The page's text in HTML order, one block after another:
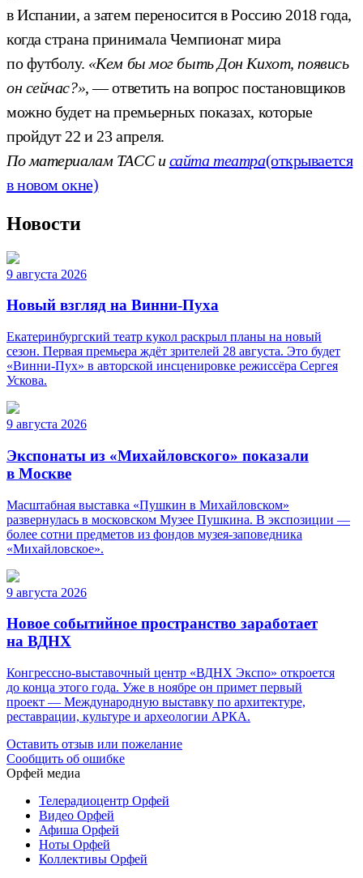
в Испании, а затем переносится в Россию 2018 года,
когда страна принимала Чемпионат мира
по футболу. «Кем бы мог быть Дон Кихот, появись
он сейчас?», — ответить на вопрос постановщиков
можно будет на премьерных показах, которые
пройдут 22 и 23 апреля.
По материалам ТАСС исайта театра(открывается
в новом окне)
Новости
9 августа 2026
Новый взгляд на Винни-Пуха
Екатеринбургский театр кукол раскрыл планы на новый
сезон. Первая премьера ждёт зрителей 28 августа. Это будет
«Винни-Пух» в авторской инсценировке режиссёра Сергея
Ускова.
9 августа 2026
Экспонаты из «Михайловского» показали
в Москве
Масштабная выставка «Пушкин в Михайловском»
развернулась в московском Музее Пушкина. В экспозиции —
более сотни предметов из фондов музея-заповедника
«Михайловское».
9 августа 2026
Новое событийное пространство заработает
на ВДНХ
Конгрессно-выставочный центр «ВДНХ Экспо» откроется
до конца этого года. Уже в ноябре он примет первый
проект — Международную выставку по архитектуре,
реставрации, культуре и археологии АРКА.
Оставить отзыв или пожелание
Сообщить об ошибке
Орфей медиа
Телерадиоцентр Орфей
Видео Орфей
Афиша Орфей
Ноты Орфей
Коллективы Орфей